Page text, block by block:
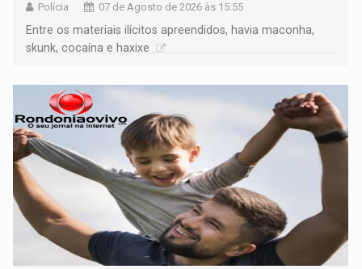
Polícia 07 de Agosto de 2026 às 15:55
Entre os materiais ilícitos apreendidos, havia maconha,
skunk, cocaína e haxixe